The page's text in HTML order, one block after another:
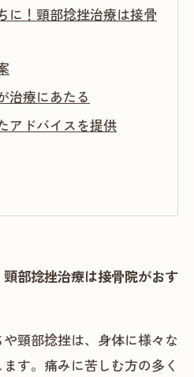
に！頸部捻挫治療は接骨
治療にあたる
アドバイスを提供
部捻挫治療は接骨院がおす
頸部捻挫は、身体に様々な
す。痛みに苦しむ方の多く